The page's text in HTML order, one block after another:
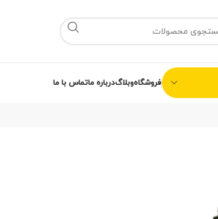
فروشگاهوبلاگدرباره ماتماس با ما